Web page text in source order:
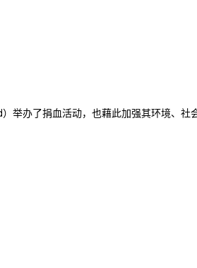
办了捐血活动，也藉此加强其环境、